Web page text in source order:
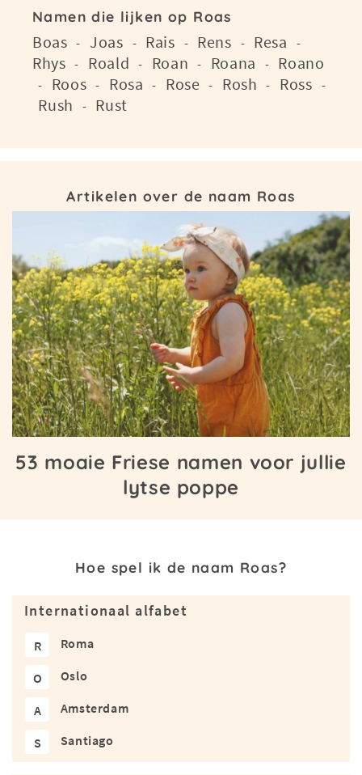
Namen die lijken op Roas
Boas - Joas - Rais - Rens - Resa -
Rhys - Roald - Roan - Roana - Roano
- Roos - Rosa - Rose - Rosh - Ross -
Rush - Rust
Artikelen over de naam Roas
53 moaie Friese namen voor jullie
lytse poppe
Hoe spel ik de naam Roas?
Internationaal alfabet
R Roma
O Oslo
A Amsterdam
S Santiago